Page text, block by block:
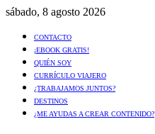
sábado, 8 agosto 2026
CONTACTO
¡EBOOK GRATIS!
QUIÉN SOY
CURRÍCULO VIAJERO
¿TRABAJAMOS JUNTOS?
DESTINOS
¿ME AYUDAS A CREAR CONTENIDO?